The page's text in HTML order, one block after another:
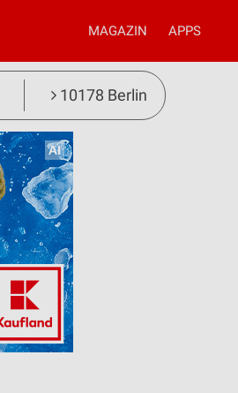
MAGAZIN APPS
10178 Berlin